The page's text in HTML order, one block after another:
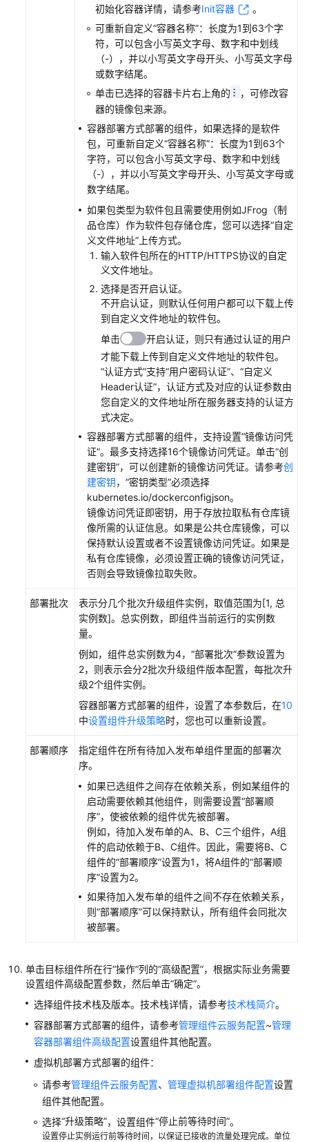
克
隆
批
部
署
发
布
单
克
隆
批
量
级
发
布
克
隆
批
量
隆
发
布
回
已
发
布
的
量
升
级
发
初始化容器详情，请参考Init容器
。
可重新自定义“容器名称”：长度为1到63个字
符，可以包含小写英文字母、数字和中划线
（-），并以小写英文字母开头、小写英文字母
或数字结尾。
单击已选择的容器卡片右上角的
，可修改容
器的镜像包来源。
容器部署方式部署的组件，如果选择的是软件
包，可重新自定义“容器名称”：长度为1到63个
字符，可以包含小写英文字母、数字和中划线
（-），并以小写英文字母开头、小写英文字母或
数字结尾。
如果包类型为软件包且需要使用例如JFrog（制
品仓库）作为软件包存储仓库，您可以选择“自定
义文件地址” 上传方式。
输入软件包所在的HTTP/HTTPS协议的自定
义文件地址。
选择是否开启认证。
不开启认证，则默认任何用户都可以下载上传
到自定义文件地址的软件包。
单击
开启认证，则只有通过认证的用户
才能下载上传到自定义文件地址的软件包。
“认证方式”支持“用户密码认证”、 “自定义
Header认证”，认证方式及对应的认证参数由
您自定义的文件地址所在服务器支持的认证方
式决定。
容器部署方式部署的组件，支持设置“镜像访问凭
证”。最多支持选择16个镜像访问凭证。单击“创
建密钥”，可以创建新的镜像访问凭证。请参考创
建密钥，“密钥类型”必须选择
kubernetes.io/dockerconfigjson。
镜像访问凭证即密钥，用于存放拉取私有仓库镜
像所需的认证信息。如果是公共仓库镜像，可以
保持默认设置或者不设置镜像访问凭证。如果是
私有仓库镜像，必须设置正确的镜像访问凭证，
否则会导致镜像拉取失败。
部署批次
表示分几个批次升级组件实例，取值范围为[1, 总
实例数]。总实例数，即组件当前运行的实例数
量。
例如，组件总实例数为4， “部署批次”参数设置为
2，则表示会分2批次升级组件版本配置，每批次升
级2个组件实例。
容器部署方式部署的组件，设置了本参数后，在10
中设置组件升级策略时，您也可以重新设置。
部署顺序
指定组件在所有待加入发布单组件里面的部署次
序。
如果已选组件之间存在依赖关系，例如某组件的
启动需要依赖其他组件，则需要设置“部署顺
序”，使被依赖的组件优先被部署。
例如，待加入发布单的A、B、C三个组件，A组
件的启动依赖于B、C组件。因此，需要将B、C
组件的“部署顺序”设置为1，将A组件的“部署顺
序”设置为2。
如果待加入发布单的组件之间不存在依赖关系，
则“部署顺序”可以保持默认，所有组件会同批次
被部署。
单击目标组件所在行“操作”列的“高级配置”，根据实际业务需要
设置组件高级配置参数，然后单击“确定”。
选择组件技术栈及版本。技术栈详情，请参考技术栈简介。
容器部署方式部署的组件，请参考管理组件云服务配置~管理
容器部署组件高级配置设置组件其他配置。
虚拟机部署方式部署的组件：
请参考管理组件云服务配置、 管理虚拟机部署组件配置设置
组件其他配置。
选择“升级策略”，设置组件“停止前等待时间”。
设置停止实例运行前等待时间，以保证已接收的流量处理完成。单位